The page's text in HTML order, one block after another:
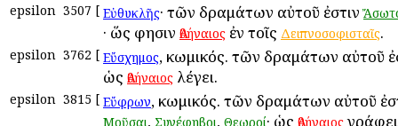
epsilon 3507 [ Εὐθυκλῆς· τῶν δραμάτων αὐτοῦ ἐστιν
· ὥς φησιν Ἀθήναιος ἐν τοῖς Δειπνοσοφισταῖς.
epsilon 3762 [ Εὔσχημος, κωμικός. τῶν δραμάτων αὐτοῦ
ὡς Ἀθήναιος λέγει.
epsilon 3815 [ Εὔφρων, κωμικός. τῶν δραμάτων αὐτοῦ
Μοῦσαι, Συνέφηβοι, Θεωροί· ὡς Ἀθήναιος